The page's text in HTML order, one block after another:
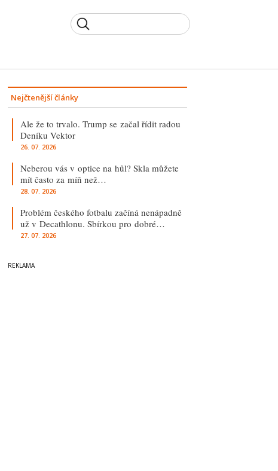
Nejčtenější články
Ale že to trvalo. Trump se začal řídit radou
Deníku Vektor
26. 07. 2026
Neberou vás v optice na hůl? Skla můžete
mít často za míň než…
28. 07. 2026
Problém českého fotbalu začíná nenápadně
už v Decathlonu. Sbírkou pro dobré…
27. 07. 2026